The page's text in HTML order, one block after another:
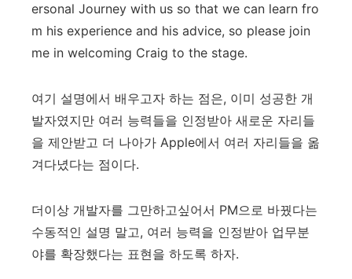
ersonal Journey with us so that we can learn fro
m his experience and his advice, so please join
me in welcoming Craig to the stage.
여기 설명에서 배우고자 하는 점은, 이미 성공한 개
발자였지만 여러 능력들을 인정받아 새로운 자리들
을 제안받고 더 나아가 Apple에서 여러 자리들을 옮
겨다녔다는 점이다.
더이상 개발자를 그만하고싶어서 PM으로 바꿨다는
수동적인 설명 말고, 여러 능력을 인정받아 업무분
야를 확장했다는 표현을 하도록 하자.